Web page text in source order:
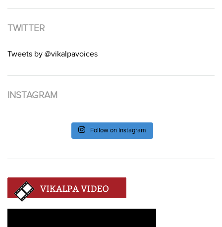
TWITTER
Tweets by @vikalpavoices
INSTAGRAM
Follow on Instagram